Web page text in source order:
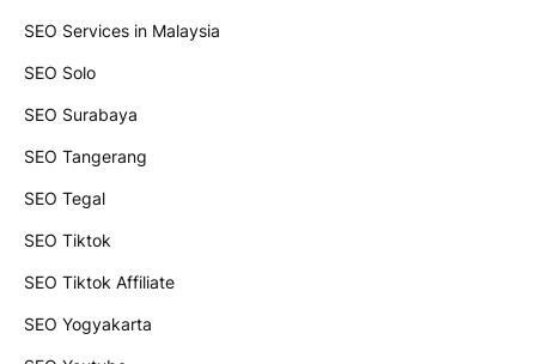
SEO Services in Malaysia
SEO Solo
SEO Surabaya
SEO Tangerang
SEO Tegal
SEO Tiktok
SEO Tiktok Affiliate
SEO Yogyakarta